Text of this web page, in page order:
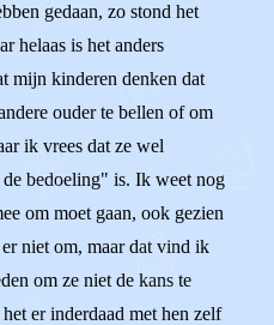
gedaan, zo stond het
helaas is het anders
mijn kinderen denken dat
ouder te bellen of om
ik vrees dat ze wel
bedoeling" is. Ik weet nog
om moet gaan, ook gezien
niet om, maar dat vind ik
om ze niet de kans te
er inderdaad met hen zelf